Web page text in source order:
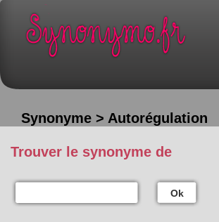
Synonyme > Autorégulation
Trouver le synonyme de
Ok